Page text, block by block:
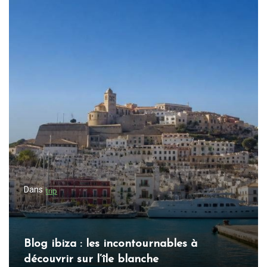
d
e
l
’
a
Dans trip
Blog ibiza : les incontournables à
découvrir sur l’île blanche